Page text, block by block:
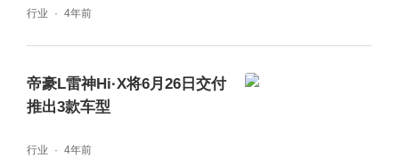
行业 4年前
帝豪L雷神Hi·X将6月26日交付
推出3款车型
行业 4年前